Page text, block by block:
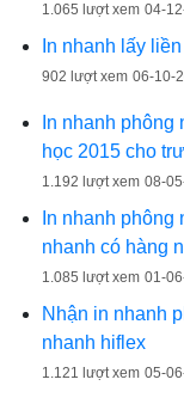
1.065 lượt xem 04-
In nhanh lấy
902 lượt xem 06-10-
In nhanh
học 2015 cho
1.192 lượt xem 08-
In nhanh
nhanh có hàng
1.085 lượt xem 01-
Nhận in nhanh
nhanh hiflex
1.121 lượt xem 05-